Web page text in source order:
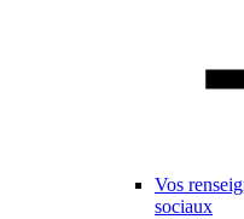
Vos
sociaux